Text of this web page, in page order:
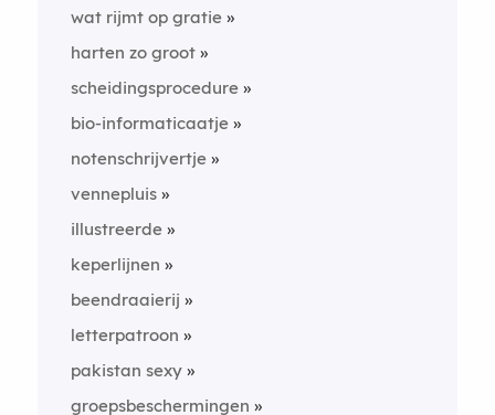
wat rijmt op gratie
harten zo groot
scheidingsprocedure
bio-informaticaatje
notenschrijvertje
vennepluis
illustreerde
keperlijnen
beendraaierij
letterpatroon
pakistan sexy
groepsbeschermingen